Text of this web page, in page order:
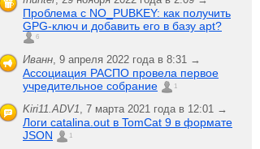
Проблема с NO_PUBKEY: как получить
GPG-ключ и добавить его в базу apt?
6
Иванн, 9 апреля 2022 года в 8:31 →
Ассоциация РАСПО провела первое
учредительное собрание
1
Kiri11.ADV1, 7 марта 2021 года в 12:01 →
Логи catalina.out в TomCat 9 в формате
JSON
1